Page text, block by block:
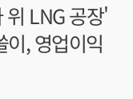
LNG 공장'
, 영업이익